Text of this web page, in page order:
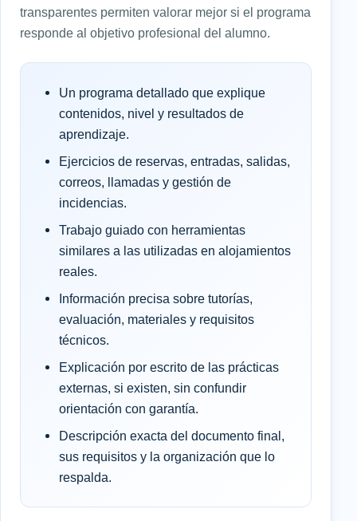
transparentes permiten valorar mejor si el programa
responde al objetivo profesional del alumno.
Un programa detallado que explique
contenidos, nivel y resultados de
aprendizaje.
Ejercicios de reservas, entradas, salidas,
correos, llamadas y gestión de
incidencias.
Trabajo guiado con herramientas
similares a las utilizadas en alojamientos
reales.
Información precisa sobre tutorías,
evaluación, materiales y requisitos
técnicos.
Explicación por escrito de las prácticas
externas, si existen, sin confundir
orientación con garantía.
Descripción exacta del documento final,
sus requisitos y la organización que lo
respalda.